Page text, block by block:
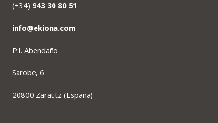
(+34) 943 30 80 51
info@ekiona.com
P.I. Abendaño
Sarobe, 6
20800 Zarautz (España)